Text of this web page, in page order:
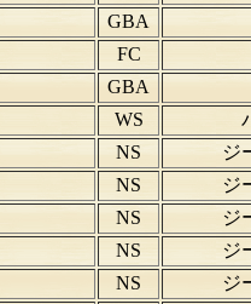
GBA
FC
GBA
WS
NS
ジ
NS
ジ
NS
ジ
NS
ジ
NS
ジ